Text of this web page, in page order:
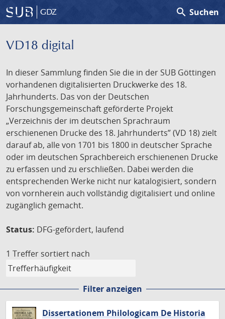
GDZ search Suchen
VD18 digital
In dieser Sammlung finden Sie die in der SUB Göttingen
vorhandenen digitalisierten Druckwerke des 18.
Jahrhunderts. Das von der Deutschen
Forschungsgemeinschaft geförderte Projekt
„Verzeichnis der im deutschen Sprachraum
erschienenen Drucke des 18. Jahrhunderts” (VD 18) zielt
darauf ab, alle von 1701 bis 1800 in deutscher Sprache
oder im deutschen Sprachbereich erschienenen Drucke
zu erfassen und zu erschließen. Dabei werden die
entsprechenden Werke nicht nur katalogisiert, sondern
von vornherein auch vollständig digitalisiert und online
zugänglich gemacht.
Status: DFG-gefördert, laufend
1 Treffer sortiert nach
Filter anzeigen
Dissertationem Philologicam De Historia